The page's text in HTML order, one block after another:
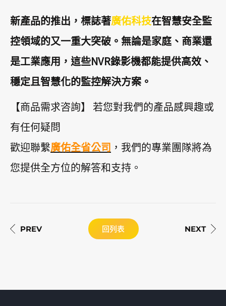
新產品的推出，標誌著廣佑科技在智慧安全監
控領域的又一重大突破。無論是家庭、商業還
是工業應用，這些NVR錄影機都能提供高效、
穩定且智慧化的監控解決方案。
【商品需求咨詢】 若您對我們的產品感興趣或
有任何疑問
歡迎聯繫廣佑全省公司 ，我們的專業團隊將為
您提供全方位的解答和支持。
回列表